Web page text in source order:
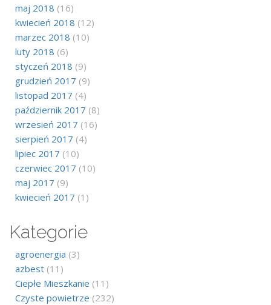
maj 2018 (16)
kwiecień 2018 (12)
marzec 2018 (10)
luty 2018 (6)
styczeń 2018 (9)
grudzień 2017 (9)
listopad 2017 (4)
październik 2017 (8)
wrzesień 2017 (16)
sierpień 2017 (4)
lipiec 2017 (10)
czerwiec 2017 (10)
maj 2017 (9)
kwiecień 2017 (1)
Kategorie
agroenergia (3)
azbest (11)
Ciepłe Mieszkanie (11)
Czyste powietrze (232)